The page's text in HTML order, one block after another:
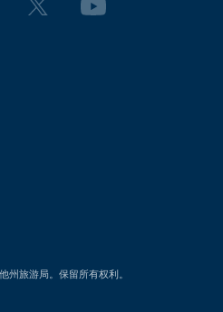
州旅游局。保留所有权利。